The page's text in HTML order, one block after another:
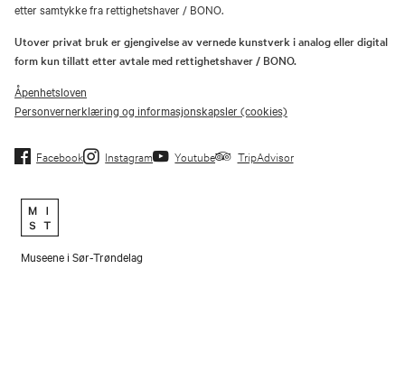
etter samtykke fra rettighetshaver / BONO.
Utover privat bruk er gjengivelse av vernede kunstverk i analog eller digital
form kun tillatt etter avtale med rettighetshaver / BONO.
Åpenhetsloven
Personvernerklæring og informasjonskapsler (cookies)
Facebook Instagram Youtube TripAdvisor
Museene i Sør-Trøndelag